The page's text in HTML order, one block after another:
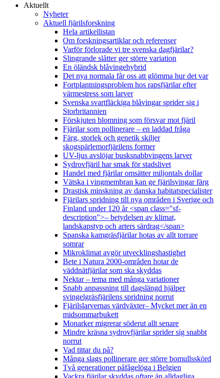
Aktuellt
Nyheter
Aktuell fjärilsforskning
Hela artikellistan
Om forskningsartiklar och referenser
Varför förlorade vi tre svenska dagfjärilar?
Slingrande slåtter ger större variation
En öländsk blåvingehybrid
Det nya normala får oss att glömma hur det var
Fortplantningsproblem hos rapsfjärilar efter
värmestress som larver
Svenska svartfläckiga blåvingar sprider sig i
Storbritannien
Förskjuten blomning som försvar mot fjäril
Fjärilar som pollinerare – en laddad fråga
Färg, storlek och genetik skiljer
skogspärlemorfjärilens former
UV-ljus avslöjar busksnabbvingens larver
Sydrovfjäril har smak för stadslivet
Handel med fjärilar omsätter miljontals dollar
Vätska i vingmembran kan ge fjärilsvingar färg
Drastisk minskning av danska habitatspecialister
Fjärilars spridning till nya områden i Sverige och
Finland under 120 år <span class="sf-
description">– betydelsen av klimat,
landskapstyp och arters särdrag</span>
Spanska kamgräsfjärilar hotas av allt torrare
somrar
Mikroklimat avgör utvecklingshastighet
Bete i Natura 2000-områden hotar de
väddnätfjärilar som ska skyddas
Nektar – tema med många variationer
Snabb anpassning till dagslängd hjälper
svingelgräsfjärilens spridning norrut
Fjärilslarvernas värdväxter– Mycket mer än en
midsommarbukett
Monarker migrerar söderut allt senare
Mindre kräsna sydrovfjärilar sprider sig snabbt
norrut
Vad tittar du på?
Många slags pollinerare ger större bomullsskörd
Två generationer påfågelöga i Belgien
Vackra fjärilar skyddas oftare än alldagliga